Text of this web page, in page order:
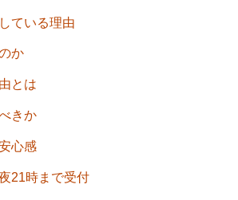
ている理由
か
とは
きか
心感
21時まで受付